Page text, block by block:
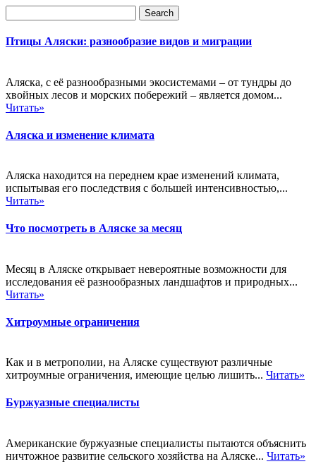
Птицы Аляски: разнообразие видов и миграции
Аляска, с её разнообразными экосистемами – от тундры до
хвойных лесов и морских побережий – является домом...
Читать»
Аляска и изменение климата
Аляска находится на переднем крае изменений климата,
испытывая его последствия с большей интенсивностью,...
Читать»
Что посмотреть в Аляске за месяц
Месяц в Аляске открывает невероятные возможности для
исследования её разнообразных ландшафтов и природных...
Читать»
Хитроумные ограничения
Как и в метрополии, на Аляске существуют различные
хитроумные ограничения, имеющие целью лишить... Читать»
Буржуазные специалисты
Американские буржуазные специалисты пытаются объяснить
ничтожное развитие сельского хозяйства на Аляске... Читать»